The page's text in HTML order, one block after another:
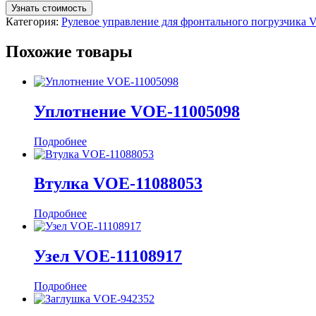
Узнать стоимость
Категория: Рулевое управление для фронтального погрузчика
Похожие товары
Уплотнение VOE-11005098
Подробнее
Втулка VOE-11088053
Подробнее
Узел VOE-11108917
Подробнее